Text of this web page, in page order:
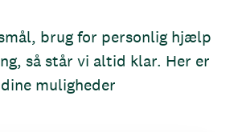
brug for personlig hjælp
så står vi altid klar. Her er
dine muligheder